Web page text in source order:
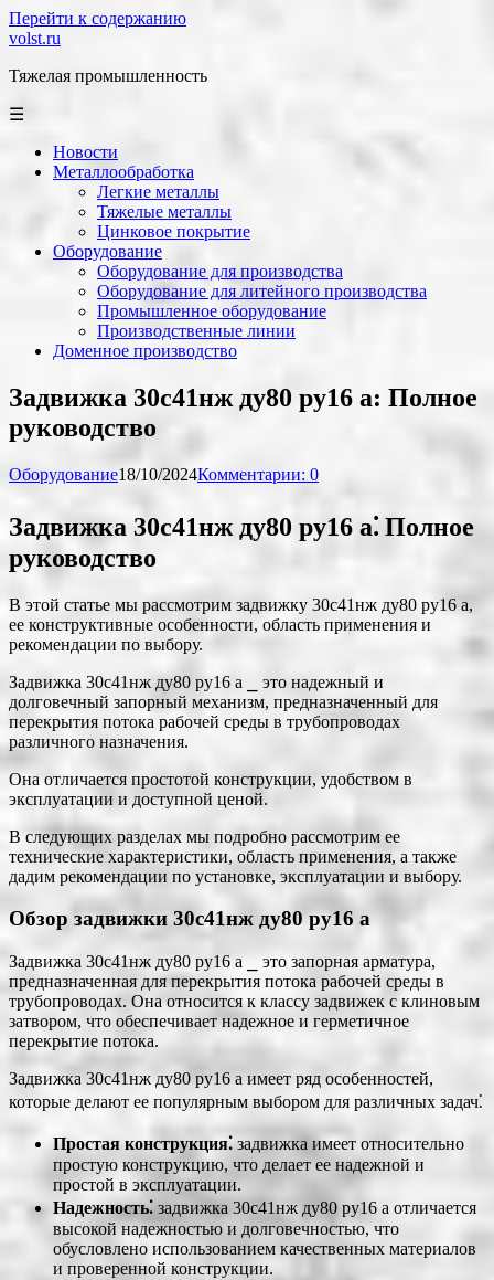
Перейти к содержанию
volst.ru
Тяжелая промышленность
☰
Новости
Металлообработка
Легкие металлы
Тяжелые металлы
Цинковое покрытие
Оборудование
Оборудование для производства
Оборудование для литейного производства
Промышленное оборудование
Производственные линии
Доменное производство
Задвижка 30с41нж ду80 ру16 а: Полное
руководство
Оборудование18/10/2024Комментарии: 0
Задвижка 30с41нж ду80 ру16 а⁚ Полное
руководство
В этой статье мы рассмотрим задвижку 30с41нж ду80 ру16 а,
ее конструктивные особенности, область применения и
рекомендации по выбору.
Задвижка 30с41нж ду80 ру16 а ⎯ это надежный и
долговечный запорный механизм, предназначенный для
перекрытия потока рабочей среды в трубопроводах
различного назначения.
Она отличается простотой конструкции, удобством в
эксплуатации и доступной ценой.
В следующих разделах мы подробно рассмотрим ее
технические характеристики, область применения, а также
дадим рекомендации по установке, эксплуатации и выбору.
Обзор задвижки 30с41нж ду80 ру16 а
Задвижка 30с41нж ду80 ру16 а ⎯ это запорная арматура,
предназначенная для перекрытия потока рабочей среды в
трубопроводах. Она относится к классу задвижек с клиновым
затвором, что обеспечивает надежное и герметичное
перекрытие потока.
Задвижка 30с41нж ду80 ру16 а имеет ряд особенностей,
которые делают ее популярным выбором для различных задач⁚
Простая конструкция⁚ задвижка имеет относительно
простую конструкцию, что делает ее надежной и
простой в эксплуатации.
Надежность⁚ задвижка 30с41нж ду80 ру16 а отличается
высокой надежностью и долговечностью, что
обусловлено использованием качественных материалов
и проверенной конструкции.